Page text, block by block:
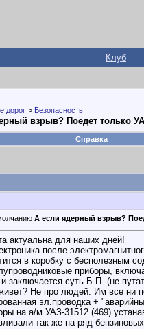
Клуб
дорог > Безопасность
взрыв? Поедет только
Справка
А если ядерный взрыв?
актуальна для наших дней!
после
в коробку с бесполезным
приборы,
заключается суть Б.П. (не
Не про людей. Им все ни
эл.проводка +
на а/м УАЗ-31512 (469)
так же на ряд